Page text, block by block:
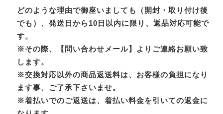
どのような理由で御座いましても（開封・取り付け後
でも）、発送日から10日以内に限り、返品対応可能で
す。
※その際、【問い合わせメール】よりご連絡お願い致
します。
※交換対応以外の商品返送料は、お客様の負担になり
ます事、ご了承下さいませ。
※着払いでのご返送は、着払い料金を引いての返金に